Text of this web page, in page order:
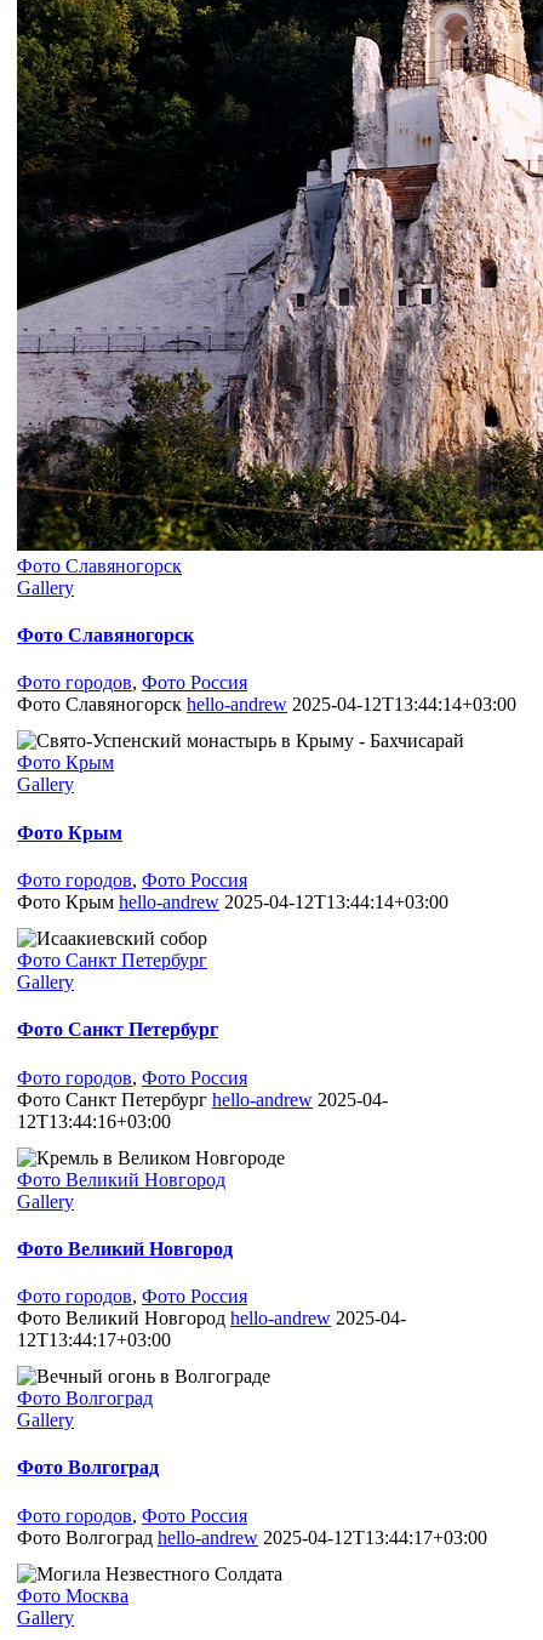
Фото Славяногорск
Gallery
Фото Славяногорск
Фото городов, Фото Россия
Фото Славяногорск hello-andrew 2025-04-12T13:44:14+03:00
Фото Крым
Gallery
Фото Крым
Фото городов, Фото Россия
Фото Крым hello-andrew 2025-04-12T13:44:14+03:00
Фото Санкт Петербург
Gallery
Фото Санкт Петербург
Фото городов, Фото Россия
Фото Санкт Петербург hello-andrew 2025-04-
12T13:44:16+03:00
Фото Великий Новгород
Gallery
Фото Великий Новгород
Фото городов, Фото Россия
Фото Великий Новгород hello-andrew 2025-04-
12T13:44:17+03:00
Фото Волгоград
Gallery
Фото Волгоград
Фото городов, Фото Россия
Фото Волгоград hello-andrew 2025-04-12T13:44:17+03:00
Фото Москва
Gallery